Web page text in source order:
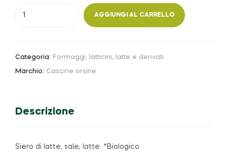
AGGIUNGI AL CARRELLO
Categoria: Formaggi, latticini, latte e derivati
Marchio: Cascine orsine
Descrizione
Siero di latte, sale, latte. *Biologico